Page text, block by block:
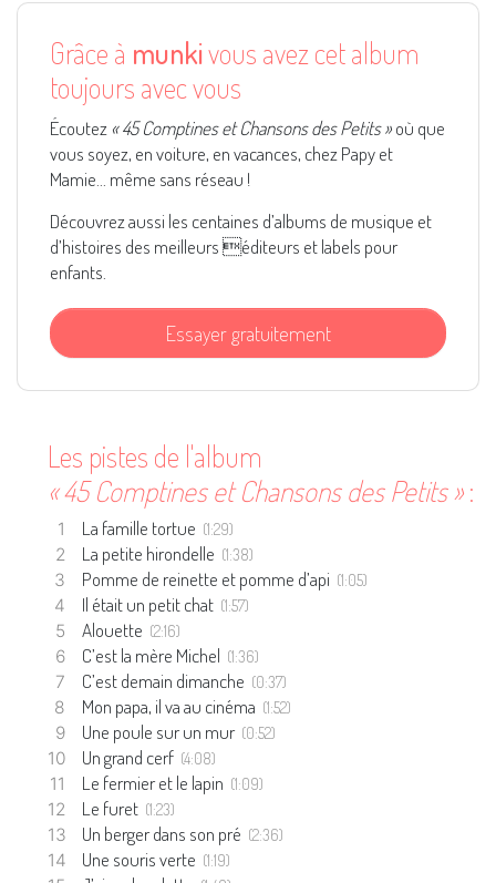
Grâce à munkivous avez cet album
toujours avec vous
Écoutez « 45 Comptines et Chansons des Petits »où que
vous soyez, en voiture, en vacances, chez Papy et
Mamie... même sans réseau !
Découvrez aussi les centaines d’albums de musique et
d’histoires des meilleurs éditeurs et labels pour
enfants.
Essayer gratuitement
Les pistes de l'album
« 45 Comptines et Chansons des Petits »:
La famille tortue (1:29)
La petite hirondelle (1:38)
Pomme de reinette et pomme d’api (1:05)
Il était un petit chat (1:57)
Alouette (2:16)
C’est la mère Michel (1:36)
C’est demain dimanche (0:37)
Mon papa, il va au cinéma (1:52)
Une poule sur un mur (0:52)
Un grand cerf (4:08)
Le fermier et le lapin (1:09)
Le furet (1:23)
Un berger dans son pré (2:36)
Une souris verte (1:19)